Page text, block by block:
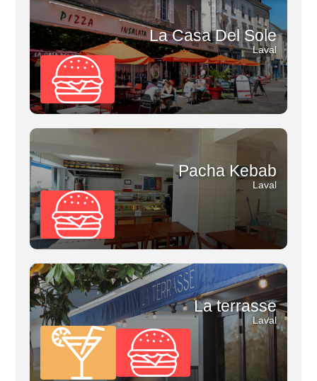
La Casa Del Sole
Laval
Pacha Kebab
Laval
La terrasse
Laval